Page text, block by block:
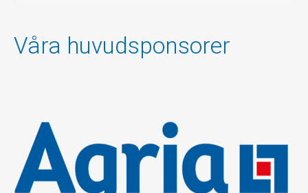
Våra huvudsponsorer